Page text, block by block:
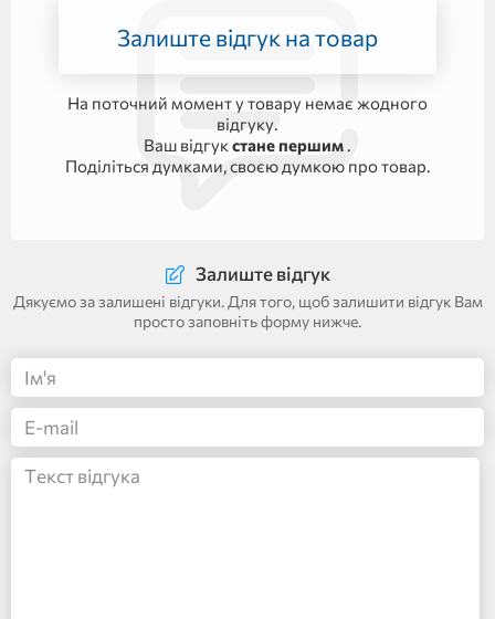
Залиште відгук на товар
На поточний момент у товару немає жодного
відгуку.
Ваш відгук стане першим .
Поділіться думками, своєю думкою про товар.
Залиште відгук
Дякуємо за залишені відгуки. Для того, щоб залишити відгук Вам
просто заповніть форму нижче.